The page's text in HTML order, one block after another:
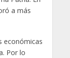
a más
económicas
Por lo